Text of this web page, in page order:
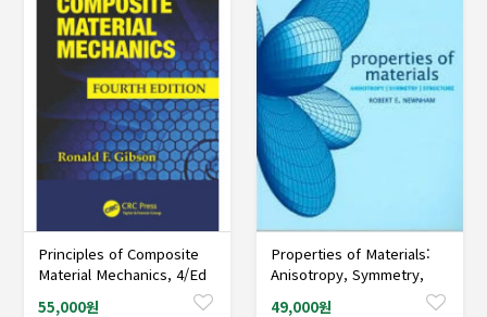
샘플도서신청
Principles of Composite
Material Mechanics, 4/Ed
55,000원
샘플도서신청
Properties of Materials:
Anisotropy, Symmetry,
49,000원